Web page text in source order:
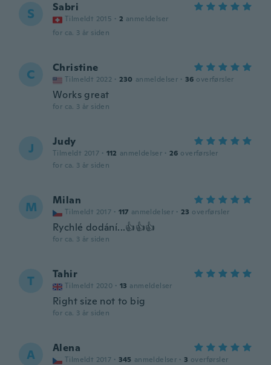
S Sabri
Tilmeldt 2015 · 2 anmeldelser
for ca. 3 år siden
C Christine
Tilmeldt 2022 · 230 anmeldelser · 36 overførsler
Works great
for ca. 3 år siden
J Judy
Tilmeldt 2017 · 112 anmeldelser · 26 overførsler
for ca. 3 år siden
M Milan
Tilmeldt 2017 · 117 anmeldelser · 23 overførsler
Rychlé dodání...👍👍👍
for ca. 3 år siden
T Tahir
Tilmeldt 2020 · 13 anmeldelser
Right size not to big
for ca. 3 år siden
A Alena
Tilmeldt 2017 · 345 anmeldelser · 3 overførsler